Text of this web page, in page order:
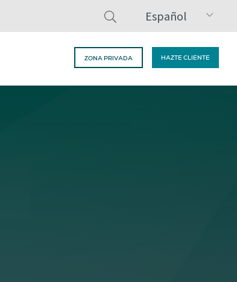
Español
ZONA PRIVADA HAZTE CLIENTE